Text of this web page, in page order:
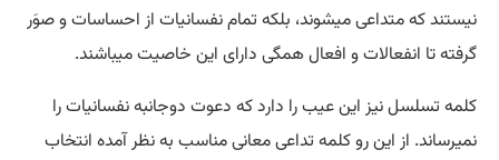
نیستند که متداعی میشوند، بلکه تمام نفسانیات از احساسات و صوَر
گرفته تا انفعالات و افعال همگی دارای این خاصیت میباشند.
کلمه تسلسل نیز این عیب را دارد که دعوت دوجانبه نفسانیات را
نمیرساند. از این رو کلمه تداعی معانی مناسب به نظر آمده انتخاب